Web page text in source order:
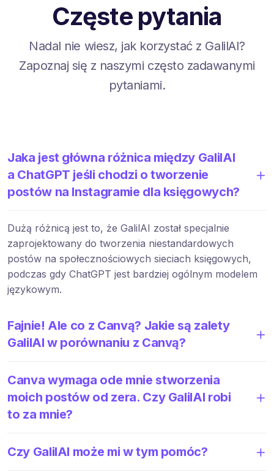
Częste pytania
Nadal nie wiesz, jak korzystać z GalilAI?
Zapoznaj się z naszymi często zadawanymi
pytaniami.
Jaka jest główna różnica między GalilAI
a ChatGPT jeśli chodzi o tworzenie
postów na Instagramie dla księgowych?
Dużą różnicą jest to, że GalilAI został specjalnie
zaprojektowany do tworzenia niestandardowych
postów na społecznościowych sieciach księgowych,
podczas gdy ChatGPT jest bardziej ogólnym modelem
językowym.
Fajnie! Ale co z Canvą? Jakie są zalety
GalilAI w porównaniu z Canvą?
Canva wymaga ode mnie stworzenia
moich postów od zera. Czy GalilAI robi
to za mnie?
Czy GalilAI może mi w tym pomóc?